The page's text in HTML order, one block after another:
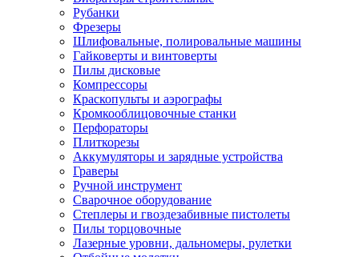
Рубанки
Фрезеры
Шлифовальные, полировальные машины
Гайковерты и винтоверты
Пилы дисковые
Компрессоры
Краскопульты и аэрографы
Кромкооблицовочные станки
Перфораторы
Плиткорезы
Аккумуляторы и зарядные устройства
Граверы
Ручной инструмент
Сварочное оборудование
Степлеры и гвоздезабивные пистолеты
Пилы торцовочные
Лазерные уровни, дальномеры, рулетки